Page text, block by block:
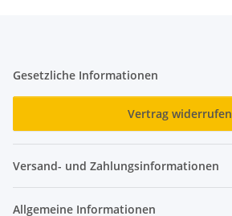
Gesetzliche Informationen
Vertrag widerrufen
Versand- und Zahlungsinformationen
Allgemeine Informationen